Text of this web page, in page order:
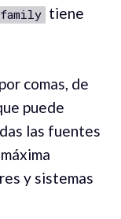
tiene
comas, de
puede
las fuentes
y sistemas